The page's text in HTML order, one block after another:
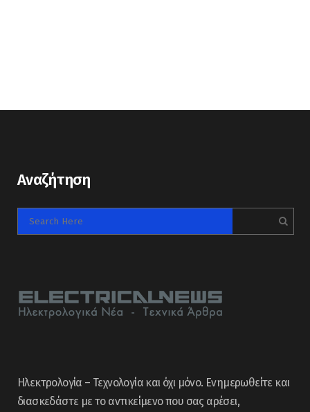
Αναζήτηση
Ηλεκτρολογία – Τεχνολογία και όχι μόνο. Ενημερωθείτε και
διασκεδάστε με το αντικείμενο που σας αρέσει,